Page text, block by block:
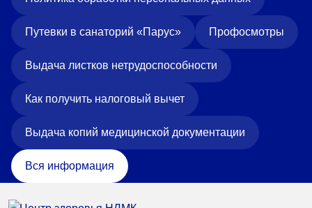
Путевки в санаторий «Парус» Профосмотры
Выдача листков нетрудоспособности
Как получить налоговый вычет
Выдача копий медицинской документации
Вся информация